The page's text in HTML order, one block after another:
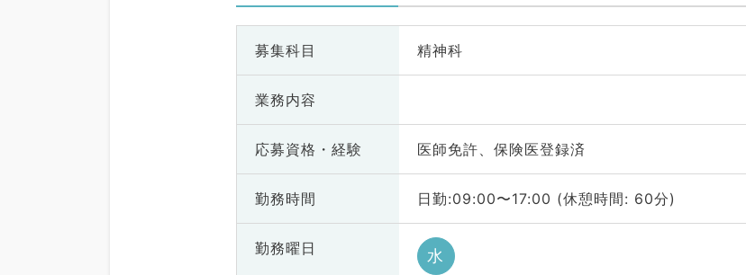
募集科目 精神科
業務内容
応募資格・ 経験 医師免許、保険医登録済
勤務時間 日勤:09:00〜17:00 (休憩時間: 60分)
勤務曜日 水